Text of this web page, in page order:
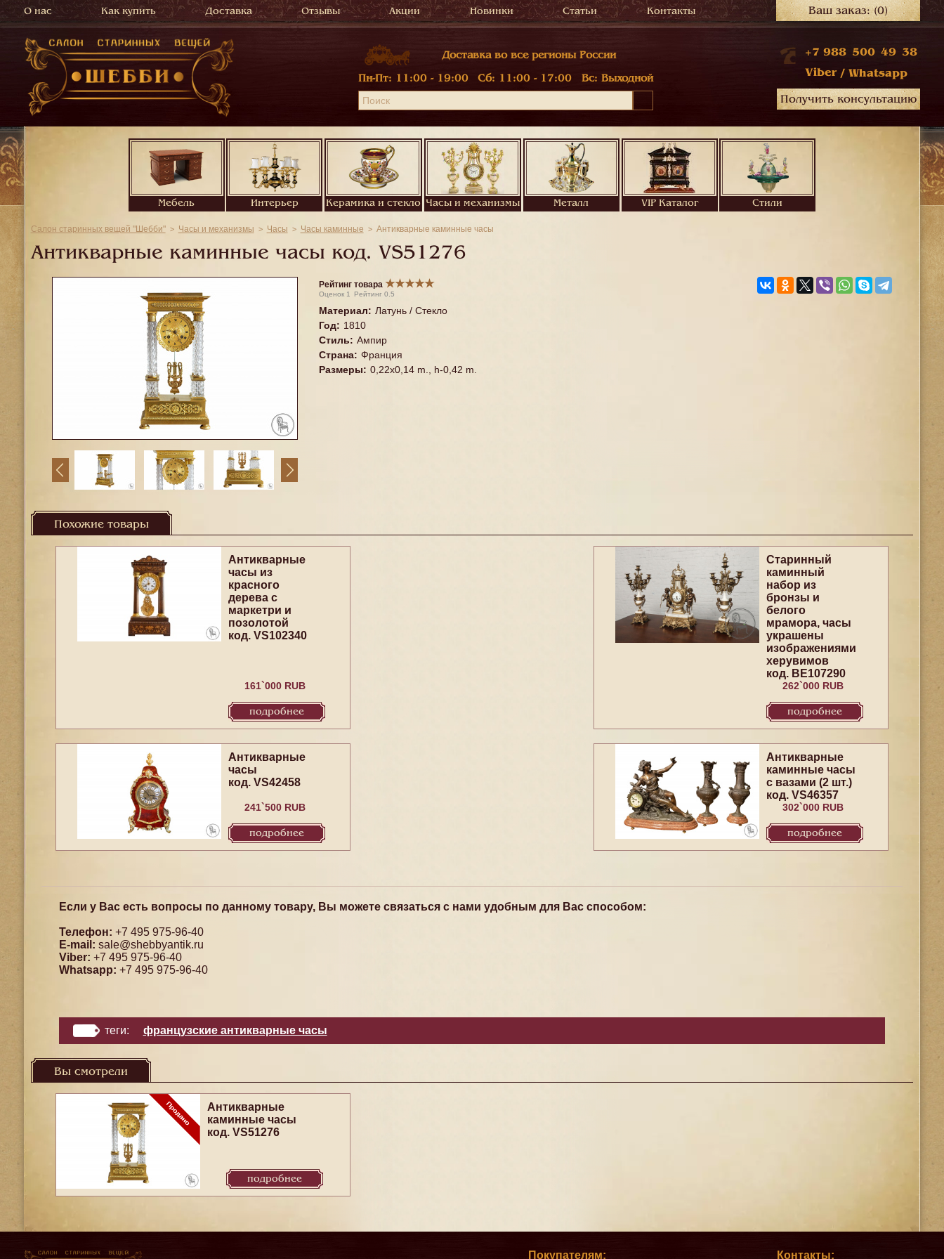
О нас Как купить Доставка Отзывы Акции Новинки Статьи Контакты Ваш заказ:(0)
Доставка во все регионы России
Пн-Пт: 11:00 - 19:00 Сб: 11:00 - 17:00 Вс: Выходной
+7 988 500 49 38
Viber / Whatsapp
Получить консультацию
Мебель Интерьер Керамика и стекло Часы и механизмы Металл VIP Каталог Стили
Салон старинных вещей "Шебби" Часы и механизмы Часы Часы каминные Антикварные каминные часы
Антикварные каминные часы код. VS51276
Рейтинг товара ★★★★★
Оценок 1 Рейтинг 0.5
Материал: Латунь / Стекло
Год: 1810
Стиль: Ампир
Страна: Франция
Размеры: 0,22x0,14 m., h-0,42 m.
Похожие товары
Антикварные
часы из
красного
дерева с
маркетри и
позолотой
код. VS102340
161`000 RUB
подробнее
Старинный
каминный
набор из
бронзы и
белого
мрамора, часы
украшены
изображениями
херувимов
код. BE107290
262`000 RUB
подробнее
Антикварные
часы
код. VS42458
241`500 RUB
подробнее
Антикварные
каминные часы
с вазами (2 шт.)
код. VS46357
302`000 RUB
подробнее
Если у Вас есть вопросы по данному товару, Вы можете связаться с нами удобным для Вас способом:
Телефон: +7 495 975-96-40
E-mail: sale@shebbyantik.ru
Viber: +7 495 975-96-40
Whatsapp: +7 495 975-96-40
теги: французские антикварные часы
Вы смотрели
Антикварные
каминные часы
код. VS51276
подробнее
Покупателям: Контакты: